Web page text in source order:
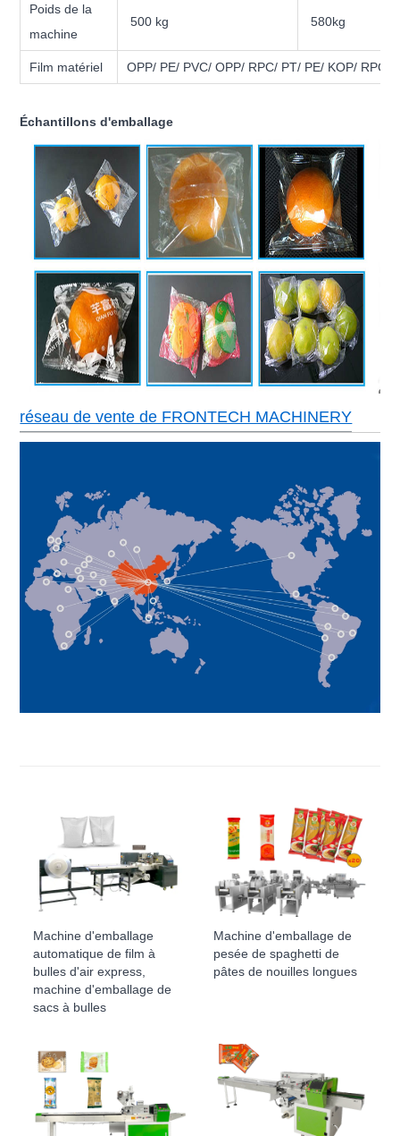
Poids de la
machine
500 kg 580kg
Film matériel OPP/ PE/ PVC/ OPP/ RPC/ PT/ PE/ KOP/
Échantillons d'emballage
réseau de vente de FRONTECH MACHINERY
Machine d'emballage
automatique de film à
bulles d'air express,
machine d'emballage de
sacs à bulles
Machine d'emballage de
pesée de spaghetti de
pâtes de nouilles longues